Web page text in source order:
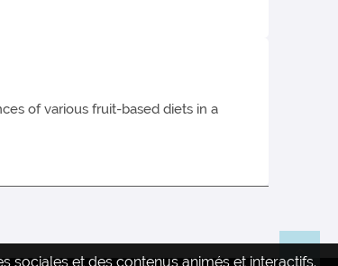
of various fruit-based diets in a
sociales et des contenus animés et interactifs.